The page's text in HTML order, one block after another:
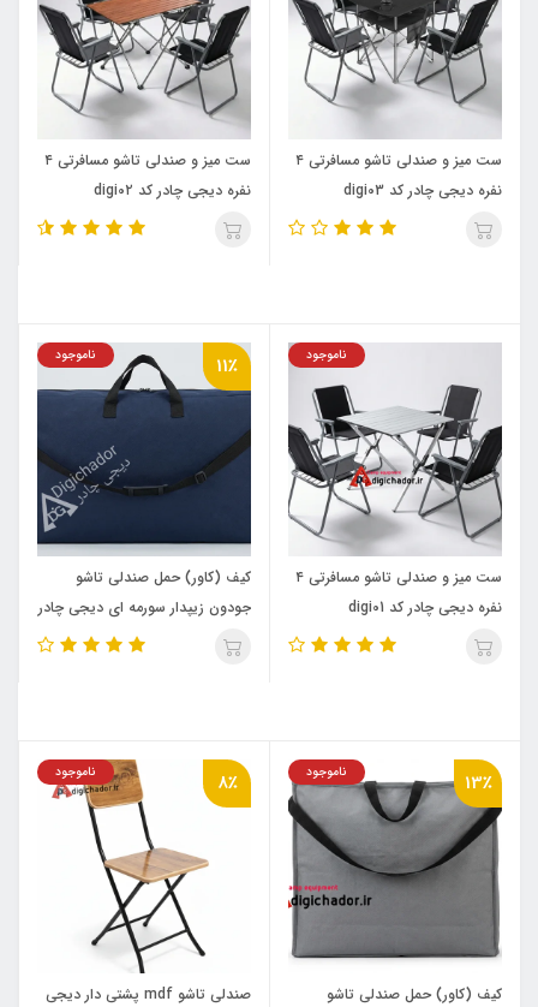
ست میز و صندلی تاشو مسافرتی ۴
نفره دیجی چادر کد digi03
ست میز و صندلی تاشو مسافرتی ۴
نفره دیجی چادر کد digi0۲
ناموجود
ست میز و صندلی تاشو مسافرتی ۴
نفره دیجی چادر کد digi01
11٪ ناموجود
کیف (کاور) حمل صندلی تاشو
جودون زیپدار سورمه ای دیجی چادر
13٪ ناموجود
کیف (کاور) حمل صندلی تاشو
8٪ ناموجود
صندلی تاشو mdf پشتی دار دیجی